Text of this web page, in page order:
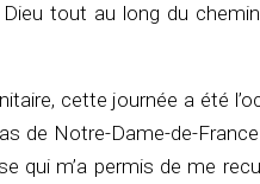
tout au long du
cette journée a été
de Notre-Dame-de-
qui m’a permis de me